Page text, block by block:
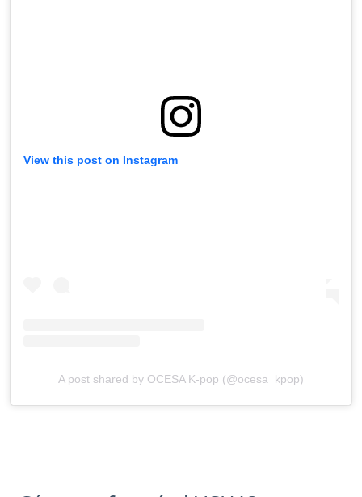
View this post on Instagram
A post shared by OCESA K-pop (@ocesa_kpop)